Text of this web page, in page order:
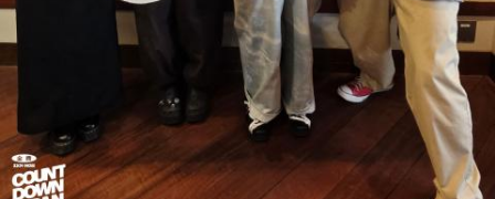
■番組公式X：@Ann_Since1967
■番組ハッシュタグ：#中島健人ANN
「優柔不断な性格のせいで、こんな事が…」
あなたの人生相談を送ってください。その相談を受け、中島
健人が遊戯王の話をします。
※ メールの件名は「決闘」でお願いします。